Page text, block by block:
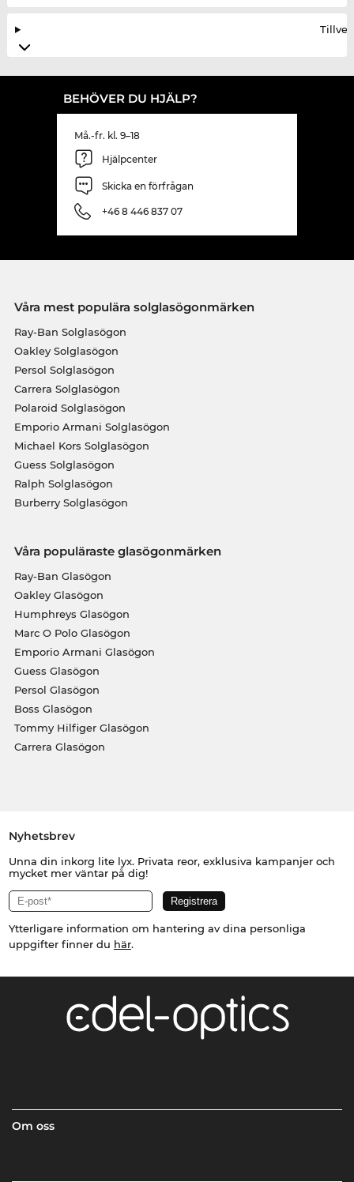
BEHÖVER DU HJÄLP?
Må.-fr. kl. 9–18
Hjälpcenter
Skicka en förfrågan
+46 8 446 837 07
Våra mest populära solglasögonmärken
Ray-Ban Solglasögon
Oakley Solglasögon
Persol Solglasögon
Carrera Solglasögon
Polaroid Solglasögon
Emporio Armani Solglasögon
Michael Kors Solglasögon
Guess Solglasögon
Ralph Solglasögon
Burberry Solglasögon
Våra populäraste glasögonmärken
Ray-Ban Glasögon
Oakley Glasögon
Humphreys Glasögon
Marc O Polo Glasögon
Emporio Armani Glasögon
Guess Glasögon
Persol Glasögon
Boss Glasögon
Tommy Hilfiger Glasögon
Carrera Glasögon
Nyhetsbrev
Unna din inkorg lite lyx. Privata reor, exklusiva kampanjer och
mycket mer väntar på dig!
Ytterligare information om hantering av dina personliga
uppgifter finner du här.
Om oss